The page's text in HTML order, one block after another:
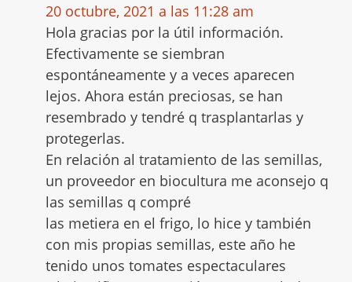
20 octubre, 2021 a las 11:28 am
Hola gracias por la útil información.
Efectivamente se siembran
espontáneamente y a veces aparecen
lejos. Ahora están preciosas, se han
resembrado y tendré q trasplantarlas y
protegerlas.
En relación al tratamiento de las semillas,
un proveedor en biocultura me aconsejo q
las semillas q compré
las metiera en el frigo, lo hice y también
con mis propias semillas, este año he
tenido unos tomates espectaculares